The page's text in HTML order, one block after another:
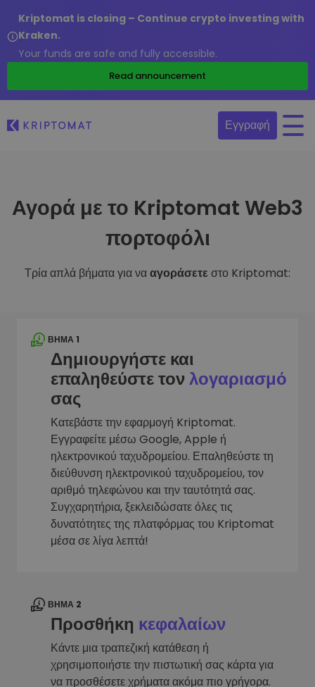
Kriptomat is closing – Continue crypto investing with
Kraken.
Your funds are safe and fully accessible.
Read announcement
Εγγραφή
Αγορά με το Kriptomat Web3
πορτοφόλι
Τρία απλά βήματα για νααγοράσετε στο Kriptomat:
ΒΉΜΑ 1
Δημιουργήστε και
επαληθεύστε τονλογαριασμό
σας
Κατεβάστε την εφαρμογή Kriptomat.
Εγγραφείτε μέσω Google, Apple ή
ηλεκτρονικού ταχυδρομείου. Επαληθεύστε τη
διεύθυνση ηλεκτρονικού ταχυδρομείου, τον
αριθμό τηλεφώνου και την ταυτότητά σας.
Συγχαρητήρια, ξεκλειδώσατε όλες τις
δυνατότητες της πλατφόρμας του Kriptomat
μέσα σε λίγα λεπτά!
ΒΉΜΑ 2
Προσθήκη κεφαλαίων
Κάντε μια τραπεζική κατάθεση ή
χρησιμοποιήστε την πιστωτική σας κάρτα για
να προσθέσετε χρήματα ακόμα πιο γρήγορα.